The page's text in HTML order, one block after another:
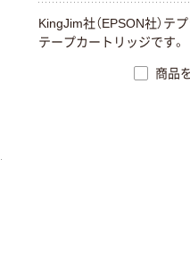
KingJim社（EPSON社）テ
テープカートリッジです。
商品